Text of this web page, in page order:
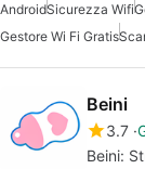
AndroidSicurezza Wifi
Gestore Wi Fi Gratis
Beini
3.7
Beini: